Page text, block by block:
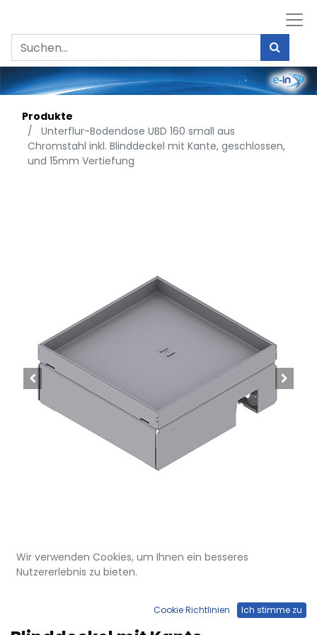
Produkte
Unterflur-Bodendose UBD 160 small aus
Chromstahl inkl. Blinddeckel mit Kante, geschlossen,
und 15mm Vertiefung
UBD 165 159
Unterflur-Bodendose UBD 160
small aus Chromstahl inkl.
Wir verwenden Cookies, um Ihnen ein besseres
Nutzererlebnis zu bieten.
Cookie Richtlinien Ich stimme zu